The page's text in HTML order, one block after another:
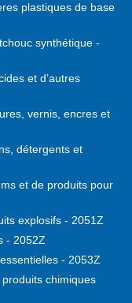
plastiques de base
synthétique -
et d’autres
vernis, encres et
détergents et
et de produits pour
explosifs - 2051Z
- 2052Z
- 2053Z
chimiques